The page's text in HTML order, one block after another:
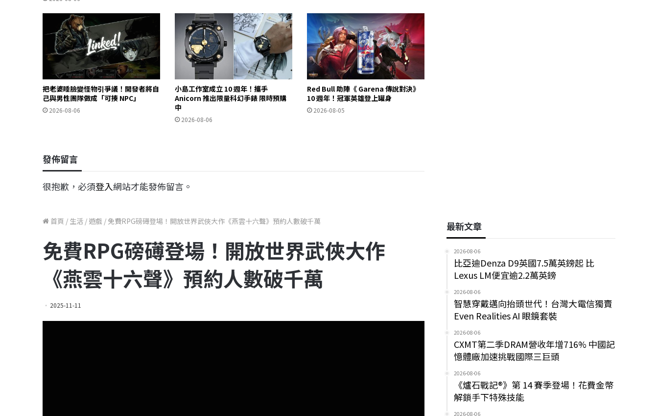
把老婆睡臉變怪物引爭議！開發者將自
己與男性團隊做成「可揍 NPC」
2026-08-06
小島工作室成立 10 週年！攜手
Anicorn 推出限量科幻手錶 限時預購
中
2026-08-06
Red Bull 助陣《 Garena 傳說對決》
10 週年！冠軍英雄登上罐身
2026-08-05
發佈留言
很抱歉，必須登入網站才能發佈留言。